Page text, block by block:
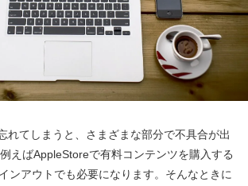
れてしまうと、さまざまな部分で不具合が出
えばAppleStoreで有料コンテンツを購入する
ンアウトでも必要になります。そんなときに